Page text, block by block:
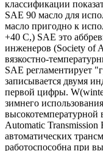
классификации
SAE 90 масло для
масло пригодно к
+40 С,) SAE это
инженеров (Society of
вязкостно-
SAE регламентирует
записывается двумя
первой цифры.
зимнего
высокотемпературной
Automatic Transmission
автоматических
работоспособна при